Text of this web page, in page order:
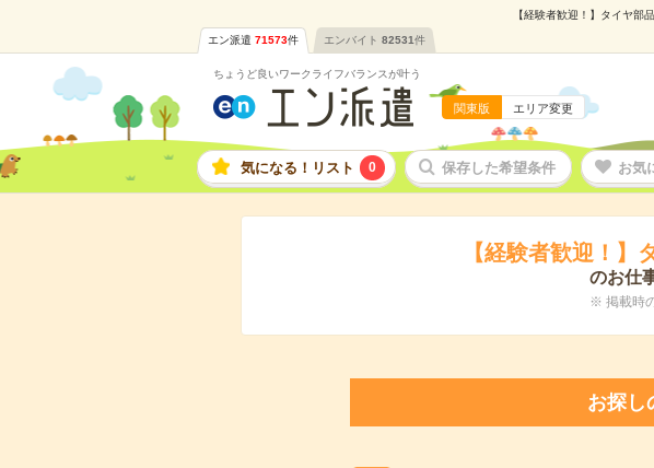
【経験者歓迎！】タイヤ
エン派遣 71573件 エンバイト 82531件
ちょうど良いワークライフバランスが叶う
関東版 エリア変更
気になる！リスト 0 保存した希望条件 お気
【経験者歓迎！】
のお仕
※ 掲載時
お探し